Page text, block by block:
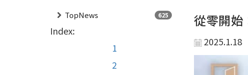
TopNews 625
Index:
1
2
從零開始
2025.1.18